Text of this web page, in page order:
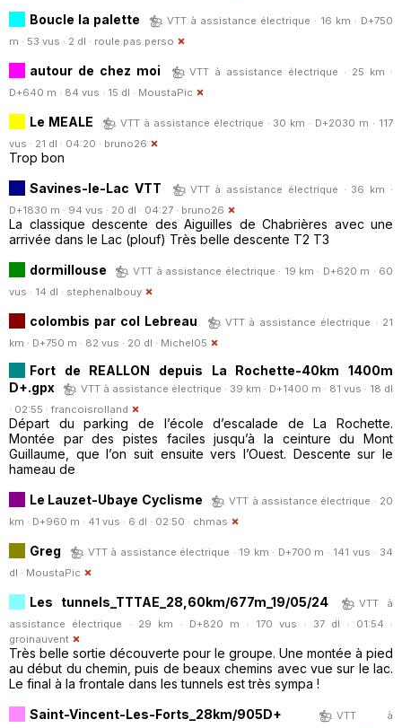
Boucle la palette
VTT à assistance électrique · 16 km · D+750
m · 53 vus · 2 dl · roule.pas.perso
autour de chez moi
VTT à assistance électrique · 25 km ·
D+640 m · 84 vus · 15 dl · MoustaPic
Le MEALE
VTT à assistance électrique · 30 km · D+2030 m · 117
vus · 21 dl · 04:20 · bruno26
Trop bon
Savines-le-Lac VTT
VTT à assistance électrique · 36 km ·
D+1830 m · 94 vus · 20 dl · 04:27 · bruno26
La classique descente des Aiguilles de Chabrières avec une
arrivée dans le Lac (plouf) Très belle descente T2 T3
dormillouse
VTT à assistance électrique · 19 km · D+620 m · 60
vus · 14 dl · stephenalbouy
colombis par col Lebreau
VTT à assistance électrique · 21
km · D+750 m · 82 vus · 20 dl · Michel05
Fort de REALLON depuis La Rochette-40km 1400m
D+.gpx
VTT à assistance électrique · 39 km · D+1400 m · 81 vus · 18 dl
· 02:55 · francoisrolland
Départ du parking de l’école d’escalade de La Rochette.
Montée par des pistes faciles jusqu’à la ceinture du Mont
Guillaume, que l’on suit ensuite vers l’Ouest. Descente sur le
hameau de
Le Lauzet-Ubaye Cyclisme
VTT à assistance électrique · 20
km · D+960 m · 41 vus · 6 dl · 02:50 · chmas
Greg
VTT à assistance électrique · 19 km · D+700 m · 141 vus · 34
dl · MoustaPic
Les tunnels_TTTAE_28,60km/677m_19/05/24
VTT à
assistance électrique · 29 km · D+820 m · 170 vus · 37 dl · 01:54 ·
groinauvent
Très belle sortie découverte pour le groupe. Une montée à pied
au début du chemin, puis de beaux chemins avec vue sur le lac.
Le final à la frontale dans les tunnels est très sympa !
Saint-Vincent-Les-Forts_28km/905D+
VTT à